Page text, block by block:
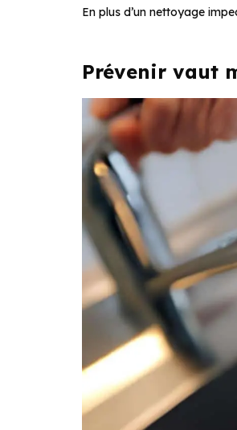
En plus d’un nettoyage
Prévenir vaut